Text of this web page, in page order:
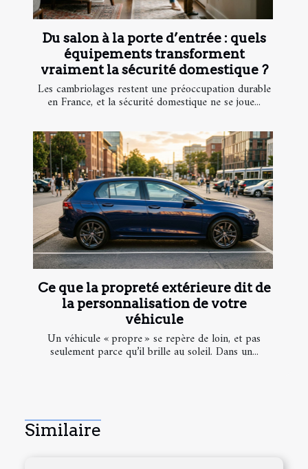
Du salon à la porte d’entrée : quels
équipements transforment
vraiment la sécurité domestique ?
Les cambriolages restent une préoccupation durable
en France, et la sécurité domestique ne se joue...
Ce que la propreté extérieure dit de
la personnalisation de votre
véhicule
Un véhicule « propre » se repère de loin, et pas
seulement parce qu’il brille au soleil. Dans un...
Similaire